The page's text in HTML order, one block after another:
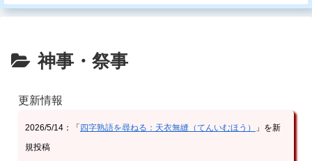
神事・祭事
更新情報
2026/5/14：「 四字熟語を尋ねる：天衣無縫（てんいむほう）
」を新
規投稿